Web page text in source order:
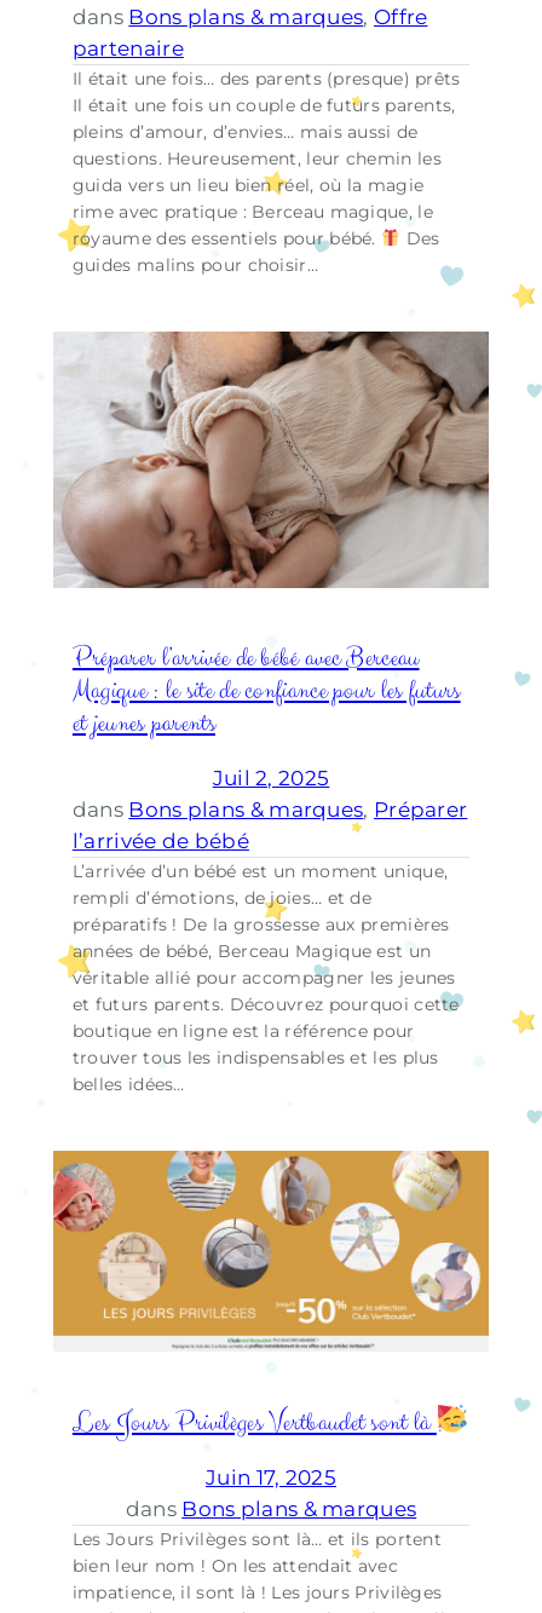
dans Bons plans & marques, Offre
partenaire
Il était une fois… des parents (presque) prêts
Il était une fois un couple de futurs parents,
pleins d’amour, d’envies… mais aussi de
questions. Heureusement, leur chemin les
guida vers un lieu bien réel, où la magie
rime avec pratique : Berceau magique, le
royaume des essentiels pour bébé.
Des
guides malins pour choisir…
Préparer l’arrivée de bébé avec Berceau
Magique : le site de confiance pour les futurs
et jeunes parents
Juil 2, 2025
dans Bons plans & marques, Préparer
l’arrivée de bébé
L’arrivée d’un bébé est un moment unique,
rempli d’émotions, de joies… et de
préparatifs ! De la grossesse aux premières
années de bébé, Berceau Magique est un
véritable allié pour accompagner les jeunes
et futurs parents. Découvrez pourquoi cette
boutique en ligne est la référence pour
trouver tous les indispensables et les plus
belles idées…
Les Jours Privilèges Vertbaudet sont là
Juin 17, 2025
dans Bons plans & marques
Les Jours Privilèges sont là… et ils portent
bien leur nom ! On les attendait avec
impatience, il sont là ! Les jours Privilèges